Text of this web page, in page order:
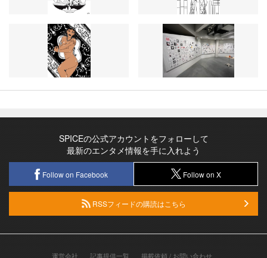
SPICEの公式アカウントをフォローして
最新のエンタメ情報を手に入れよう
Follow on Facebook Follow on X
RSSフィードの購読はこちら
運営会社 記事提供一覧 掲載依頼 / お問い合わせ